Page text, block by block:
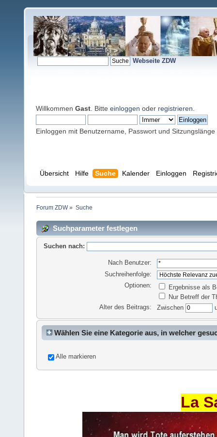
Webseite ZDW
Willkommen Gast . Bitte einloggen oder registrieren
Einloggen mit Benutzername, Passwort und Sitzungslänge
Übersicht Hilfe Suche Kalender Einloggen
Forum ZDW» Suche
Suchparameter festlegen
Suchen nach:
Nach Benutzer:
Suchreihenfolge:
Optionen:
Ergebnisse als
Nur Betreff der
Alter des Beitrags:
Zwischen
Wählen Sie eine Kategorie aus, in welcher
Alle markieren
La